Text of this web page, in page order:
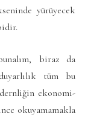
yürüyecek
biraz da
tüm bu
ekonomi-
okuyamamakla